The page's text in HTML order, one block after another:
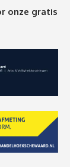
onze gratis